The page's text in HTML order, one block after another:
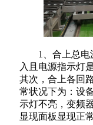
1、合上总电
入且电源指示灯
其次，合上各回
常状况下为：设
示灯不亮，变频
显现面板显现正